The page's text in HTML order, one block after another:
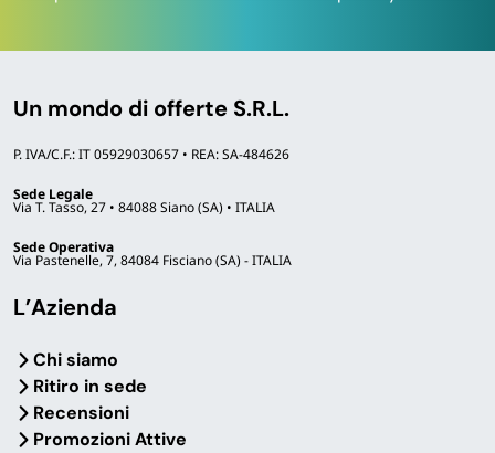
Un mondo di offerte S.R.L.
P. IVA/C.F.: IT 05929030657 • REA: SA-484626
Sede Legale
Via T. Tasso, 27 • 84088 Siano (SA) • ITALIA
Sede Operativa
Via Pastenelle, 7, 84084 Fisciano (SA) - ITALIA
L’Azienda
Chi siamo
Ritiro in sede
Recensioni
Promozioni Attive